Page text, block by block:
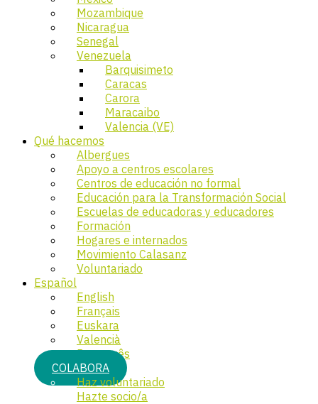
Mozambique
Nicaragua
Senegal
Venezuela
Barquisimeto
Caracas
Carora
Maracaibo
Valencia (VE)
Qué hacemos
Albergues
Apoyo a centros escolares
Centros de educación no formal
Educación para la Transformación Social
Escuelas de educadoras y educadores
Formación
Hogares e internados
Movimiento Calasanz
Voluntariado
Español
English
Français
Euskara
Valencià
Português
COLABORA
Haz voluntariado
Hazte socio/a